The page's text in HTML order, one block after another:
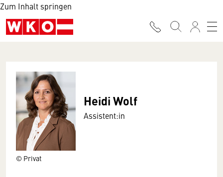
Zum Inhalt springen
© Privat
Heidi Wolf
Assistent:in